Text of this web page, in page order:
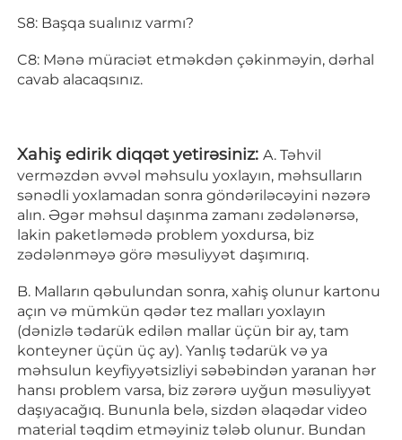
S8: Başqa sualınız varmı?
C8: Mənə müraciət etməkdən çəkinməyin, dərhal
cavab alacaqsınız.
Xahiş edirik diqqət yetirəsiniz: A. Təhvil
verməzdən əvvəl məhsulu yoxlayın, məhsulların
sənədli yoxlamadan sonra göndəriləcəyini nəzərə
alın. Əgər məhsul daşınma zamanı zədələnərsə,
lakin paketləmədə problem yoxdursa, biz
zədələnməyə görə məsuliyyət daşımırıq.
B. Malların qəbulundan sonra, xahiş olunur kartonu
açın və mümkün qədər tez malları yoxlayın
(dənizlə tədarük edilən mallar üçün bir ay, tam
konteyner üçün üç ay). Yanlış tədarük və ya
məhsulun keyfiyyətsizliyi səbəbindən yaranan hər
hansı problem varsa, biz zərərə uyğun məsuliyyət
daşıyacağıq. Bununla belə, sizdən əlaqədar video
material təqdim etməyiniz tələb olunur. Bundan